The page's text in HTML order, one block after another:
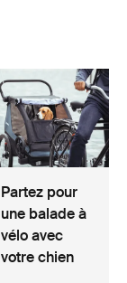
Partez pour
une balade à
vélo avec
votre chien